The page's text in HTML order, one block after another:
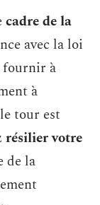
cadre de la
avec la loi
fournir à
à
tour est
résilier votre
de la